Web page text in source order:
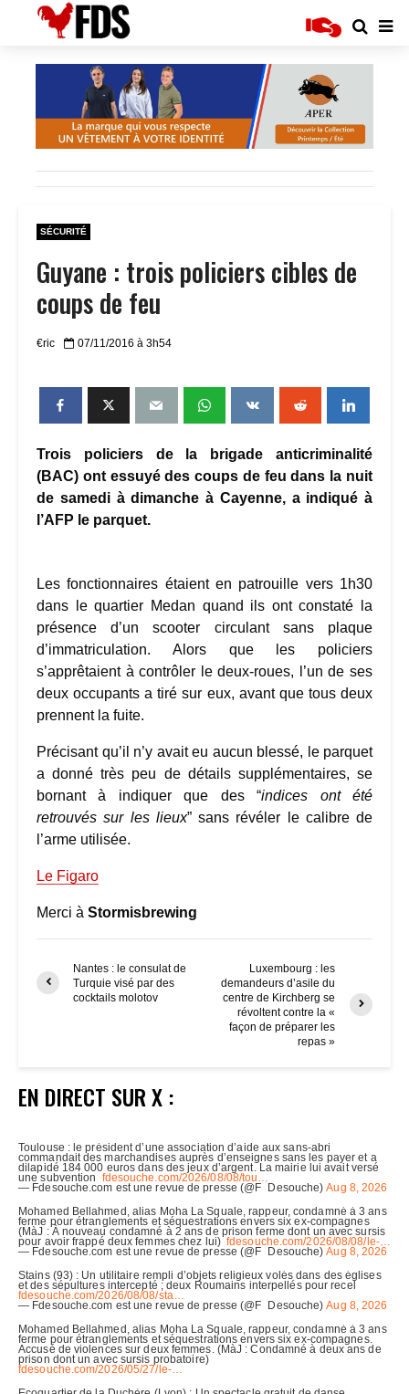
SÉCURITÉ
Guyane : trois policiers cibles de
coups de feu
€ric 07/11/2016 à 3h54
Trois policiers de la brigade anticriminalité
(BAC) ont essuyé des coups de feu dans la nuit
de samedi à dimanche à Cayenne, a indiqué à
l’AFP le parquet.
Les fonctionnaires étaient en patrouille vers 1h30
dans le quartier Medan quand ils ont constaté la
présence d’un scooter circulant sans plaque
d’immatriculation. Alors que les policiers
s’apprêtaient à contrôler le deux-roues, l’un de ses
deux occupants a tiré sur eux, avant que tous deux
prennent la fuite.
Précisant qu’il n’y avait eu aucun blessé, le parquet
a donné très peu de détails supplémentaires, se
bornant à indiquer que des “indices ont été
retrouvés sur les lieux” sans révéler le calibre de
l’arme utilisée.
Le Figaro
Merci à Stormisbrewing
Nantes : le consulat de
Turquie visé par des
cocktails molotov
Luxembourg : les
demandeurs d’asile du
centre de Kirchberg se
révoltent contre la «
façon de préparer les
repas »
EN DIRECT SUR X :